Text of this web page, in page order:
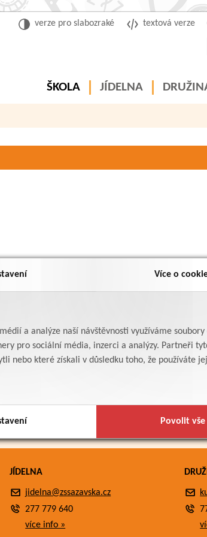
Více o
a analýze naší návštěvnosti využíváme soubory
pro sociální média, inzerci a analýzy. Partneři
nebo které získali v důsledku toho, že používáte
Povolit vše
textová verze
verze pro slabozraké
ŠKOLA JÍDELNA
JÍDELNA
jidelna@zssazavska.cz
277 779 640
více info »